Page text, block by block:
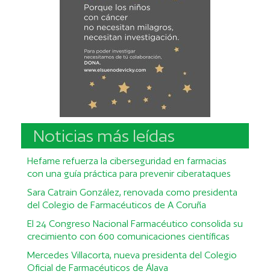
Noticias más leídas
Hefame refuerza la ciberseguridad en farmacias
con una guía práctica para prevenir ciberataques
Sara Catrain González, renovada como presidenta
del Colegio de Farmacéuticos de A Coruña
El 24 Congreso Nacional Farmacéutico consolida su
crecimiento con 600 comunicaciones científicas
Mercedes Villacorta, nueva presidenta del Colegio
Oficial de Farmacéuticos de Álava